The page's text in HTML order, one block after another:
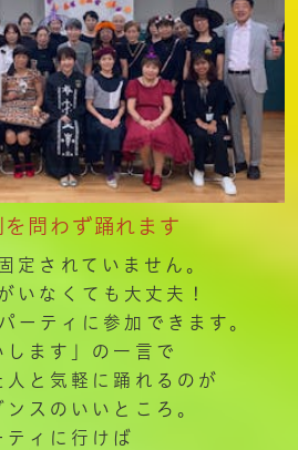
問わず踊れます
定されていません。
いなくても大丈夫！
ーティに参加できます。
します」の一言で
と気軽に踊れるのが
スのいいところ。
ティに行けば